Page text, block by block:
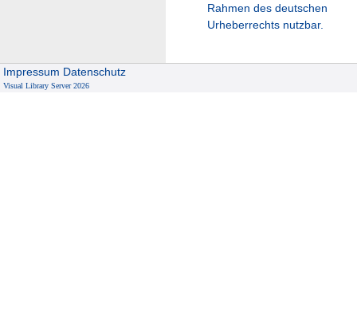
Rahmen des deutschen
Urheberrechts nutzbar.
Impressum Datenschutz
Visual Library Server 2026